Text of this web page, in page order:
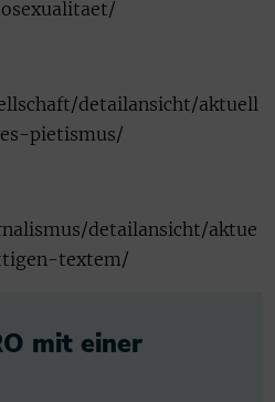
detailansicht/aktuell
pietismus/
detailansicht/aktue
textem/
mit einer